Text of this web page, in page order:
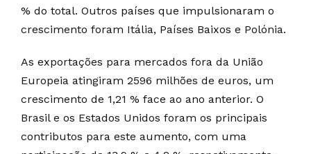
% do total. Outros países que impulsionaram o
crescimento foram Itália, Países Baixos e Polónia.
As exportações para mercados fora da União
Europeia atingiram 2596 milhões de euros, um
crescimento de 1,21 % face ao ano anterior. O
Brasil e os Estados Unidos foram os principais
contributos para este aumento, com uma